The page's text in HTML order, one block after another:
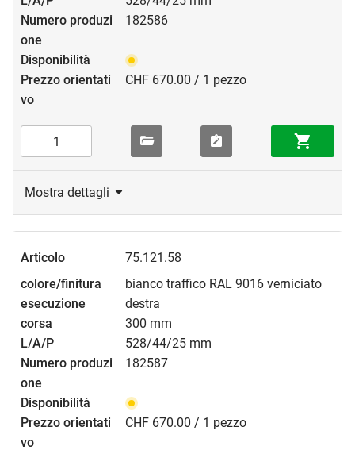
182586
CHF 670.00 / 1 pezzo
Mostra dettagli
75.121.58
bianco traffico RAL 9016 verniciato
destra
300 mm
528/44/25 mm
182587
CHF 670.00 / 1 pezzo